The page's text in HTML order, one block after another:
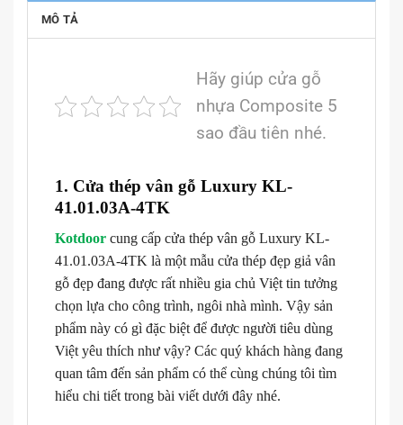
MÔ TẢ
Hãy giúp cửa gỗ
nhựa Composite 5
sao đầu tiên nhé.
1. Cửa thép vân gỗ Luxury KL-
41.01.03A-4TK
Kotdoor cung cấp cửa thép vân gỗ Luxury KL-
41.01.03A-4TK là một mẫu cửa thép đẹp giả vân
gỗ đẹp đang được rất nhiều gia chủ Việt tin tưởng
chọn lựa cho công trình, ngôi nhà mình. Vậy sản
phẩm này có gì đặc biệt để được người tiêu dùng
Việt yêu thích như vậy? Các quý khách hàng đang
quan tâm đến sản phẩm có thể cùng chúng tôi tìm
hiểu chi tiết trong bài viết dưới đây nhé.